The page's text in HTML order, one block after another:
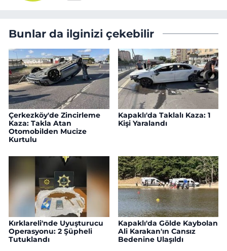
Bunlar da ilginizi çekebilir
Çerkezköy'de Zincirleme
Kaza: Takla Atan
Otomobilden Mucize
Kurtulu
Kapaklı'da Taklalı Kaza: 1
Kişi Yaralandı
Kırklareli'nde Uyuşturucu
Operasyonu: 2 Şüpheli
Tutuklandı
Kapaklı'da Gölde Kaybolan
Ali Karakan'ın Cansız
Bedenine Ulaşıldı